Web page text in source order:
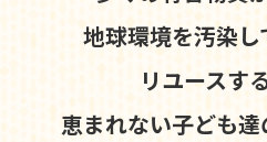
地球環境を汚染
リユースす
恵まれない子ども達